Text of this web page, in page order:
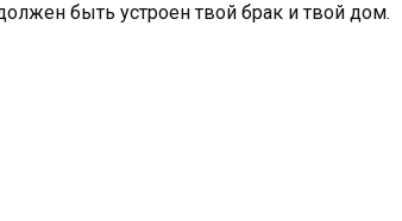
быть устроен твой брак и твой дом.